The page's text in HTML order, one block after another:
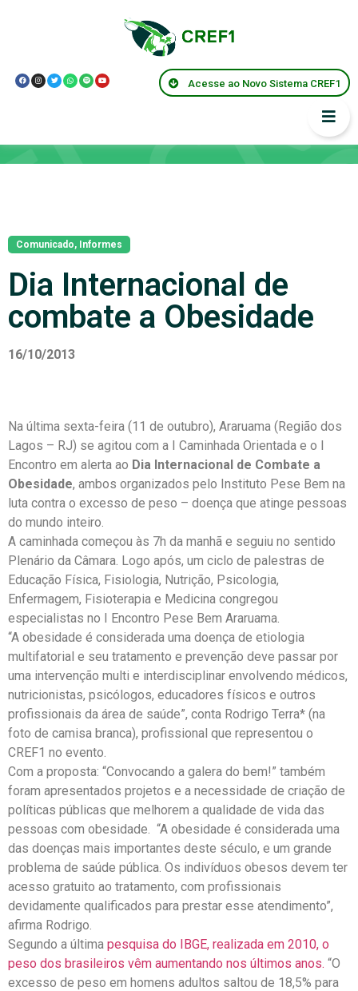
Acesse ao Novo Sistema CREF1
Comunicado, Informes
Dia Internacional de
combate a Obesidade
16/10/2013
Na última sexta-feira (11 de outubro), Araruama (Região dos
Lagos – RJ) se agitou com a I Caminhada Orientada e o I
Encontro em alerta ao Dia Internacional de Combate a
Obesidade, ambos organizados pelo Instituto Pese Bem na
luta contra o excesso de peso – doença que atinge pessoas
do mundo inteiro.
A caminhada começou às 7h da manhã e seguiu no sentido
Plenário da Câmara. Logo após, um ciclo de palestras de
Educação Física, Fisiologia, Nutrição, Psicologia,
Enfermagem, Fisioterapia e Medicina congregou
especialistas no I Encontro Pese Bem Araruama.
“A obesidade é considerada uma doença de etiologia
multifatorial e seu tratamento e prevenção deve passar por
uma intervenção multi e interdisciplinar envolvendo médicos,
nutricionistas, psicólogos, educadores físicos e outros
profissionais da área de saúde”, conta Rodrigo Terra* (na
foto de camisa branca), profissional que representou o
CREF1 no evento.
Com a proposta: “Convocando a galera do bem!” também
foram apresentados projetos e a necessidade de criação de
políticas públicas que melhorem a qualidade de vida das
pessoas com obesidade. “A obesidade é considerada uma
das doenças mais importantes deste século, e um grande
problema de saúde pública. Os indivíduos obesos devem ter
acesso gratuito ao tratamento, com profissionais
devidamente qualificados para prestar esse atendimento”,
afirma Rodrigo.
Segundo a última pesquisa do IBGE, realizada em 2010, o
peso dos brasileiros vêm aumentando nos últimos anos. “O
excesso de peso em homens adultos saltou de 18,5% para